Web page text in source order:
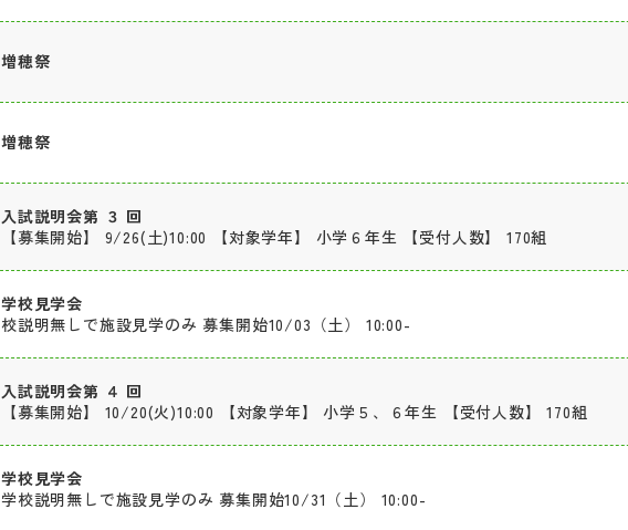
増穂祭
増穂祭
入試説明会第 ３ 回
【募集開始】 9/26(土)10:00 【対象学年】 小学６年生 【受付人数】 170組
学校見学会
校説明無しで施設見学のみ 募集開始10/03（土） 10:00-
入試説明会第 ４ 回
【募集開始】 10/20(火)10:00 【対象学年】 小学５、６年生 【受付人数】 170組
学校見学会
学校説明無しで施設見学のみ 募集開始10/31（土） 10:00-